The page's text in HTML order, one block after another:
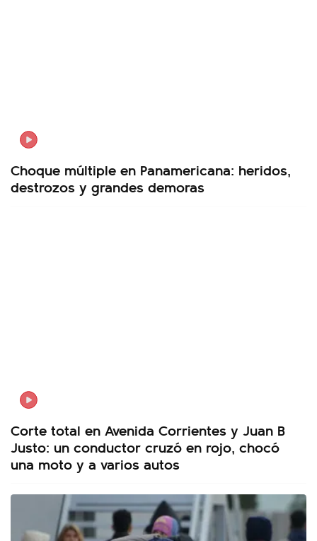
Choque múltiple en Panamericana: heridos,
destrozos y grandes demoras
Corte total en Avenida Corrientes y Juan B
Justo: un conductor cruzó en rojo, chocó
una moto y a varios autos